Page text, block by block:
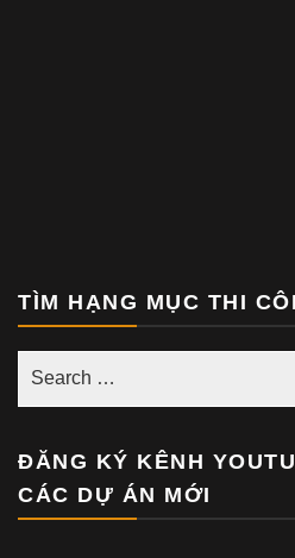
TÌM HẠNG MỤC THI
ĐĂNG KÝ KÊNH
CÁC DỰ ÁN MỚI